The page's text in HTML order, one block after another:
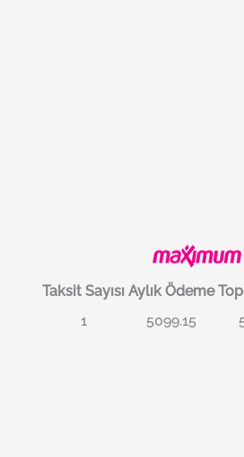
Taksit Sayısı Aylık Ödeme
1
5099.15